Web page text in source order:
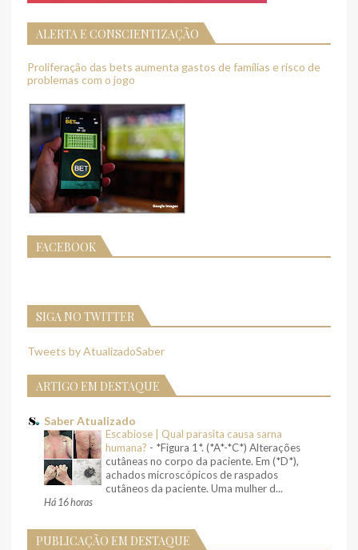
ALERTA E CONSCIENTIZAÇÃO
Proliferação das bets aumenta gastos de famílias e risco de
problemas com o jogo
FACEBOOK
SIGA NO TWITTER
Tweets by AtualizadoSaber
ARTIGO EM DESTAQUE
Saber Atualizado
Escabiose | Qual parasita causa sarna
humana? - *Figura 1*. (*A*-*C*) Alterações
cutâneas no corpo da paciente. Em (*D*),
achados microscópicos de raspados
cutâneos da paciente. Uma mulher d...
Há 16 horas
PUBLICAÇÃO EM DESTAQUE